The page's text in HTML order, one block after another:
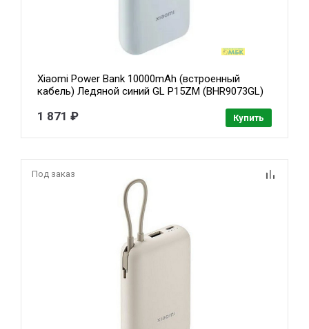
Xiaomi Power Bank 10000mAh (встроенный
кабель) Ледяной синий GL P15ZM (BHR9073GL)
1 871 ₽ Купить
Под заказ